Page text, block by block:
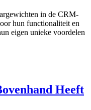
in de CRM-
hun functionaliteit en
eigen unieke voordelen
Heeft